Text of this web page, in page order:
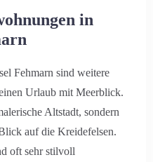
in
Fehmarn sind weitere
Urlaub mit Meerblick.
Altstadt, sondern
auf die Kreidefelsen.
oft sehr stilvoll